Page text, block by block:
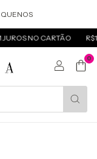
NO CARTÃO
0